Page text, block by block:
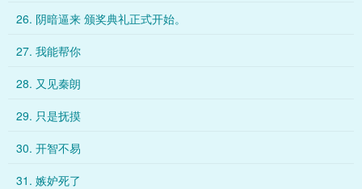
26. 阴暗逼来 颁奖典礼正式开始。
27. 我能帮你
28. 又见秦朗
29. 只是抚摸
30. 开智不易
31. 嫉妒死了